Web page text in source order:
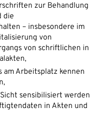
zur Behandlung
die
– insbesondere im
von
von schriftlichen in
am Arbeitsplatz kennen
sensibilisiert werden
in Akten und